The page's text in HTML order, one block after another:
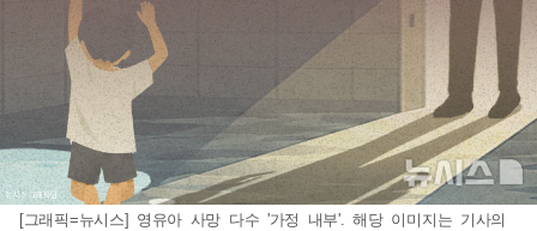
[그래픽=뉴시스] 영유아 사망 다수 '가정 내부'. 해당 이미지는 기사의